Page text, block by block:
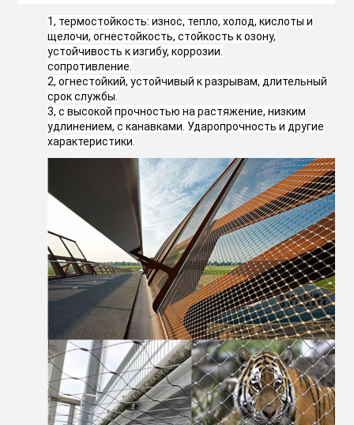
1, термостойкость: износ, тепло, холод, кислоты и
щелочи, огнестойкость, стойкость к озону,
устойчивость к изгибу, коррозии.
сопротивление.
2, огнестойкий, устойчивый к разрывам, длительный
срок службы.
3, с высокой прочностью на растяжение, низким
удлинением, с канавками. Ударопрочность и другие
характеристики.